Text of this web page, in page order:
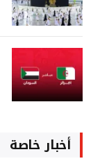
أخبار خاصة